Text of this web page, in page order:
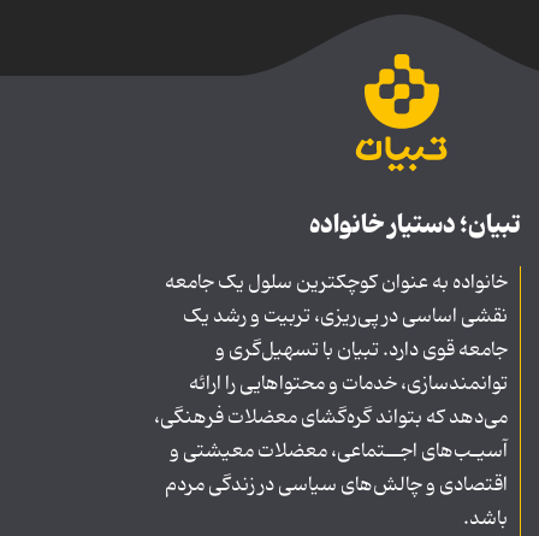
تبیان؛ دستیار خانواده
خانواده به عنوان کوچکترین سلول یک جامعه
نقشی اساسی در پی‌ریزی، تربیت و رشد یک
جامعه قوی دارد. تبیان با تسهیل‌گری و
توانمندسازی، خدمات و محتواهایی را ارائه
می‌دهد که بتواند گره‌گشای معضلات فرهنگی،
آسیـب‌های اجــتماعی، معضلات معیشتی و
اقتصادی و چالش‌های سیاسی در زندگی مردم
باشد.